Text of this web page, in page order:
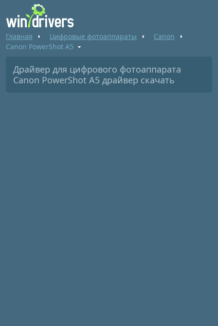
Главная Цифровые фотоаппараты
Canon
Canon PowerShot A5
Драйвер для цифрового фотоаппарата
Canon PowerShot A5 драйвер скачать